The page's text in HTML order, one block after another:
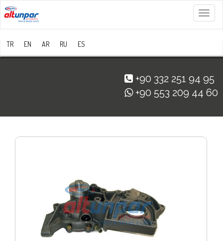
Menü
TR EN AR RU ES
+90 332 251 94 95
+90 553 209 44 60